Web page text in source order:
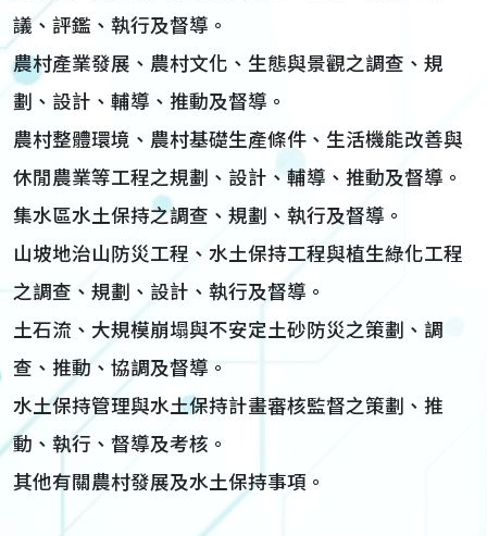
議、評鑑、執行及督導。
農村產業發展、農村文化、生態與景觀之調查、規
劃、設計、輔導、推動及督導。
農村整體環境、農村基礎生產條件、生活機能改善與
休閒農業等工程之規劃、設計、輔導、推動及督導。
集水區水土保持之調查、規劃、執行及督導。
山坡地治山防災工程、水土保持工程與植生綠化工程
之調查、規劃、設計、執行及督導。
土石流、大規模崩塌與不安定土砂防災之策劃、調
查、推動、協調及督導。
水土保持管理與水土保持計畫審核監督之策劃、推
動、執行、督導及考核。
其他有關農村發展及水土保持事項。